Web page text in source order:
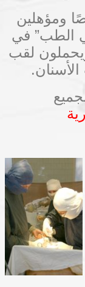
ومؤهلين
الطب” في
لقب